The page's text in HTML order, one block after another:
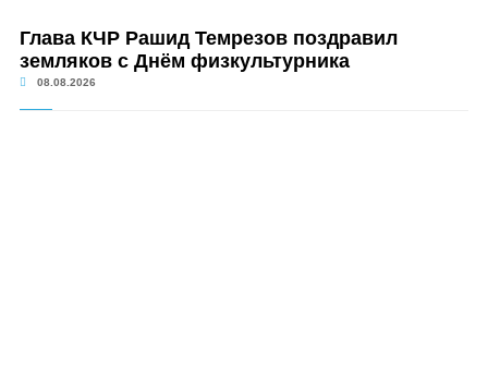
Глава КЧР Рашид Темрезов поздравил
земляков с Днём физкультурника
08.08.2026